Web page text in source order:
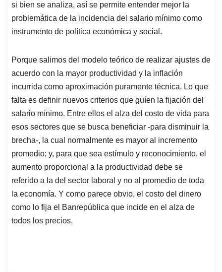
si bien se analiza, así se permite entender mejor la
problemática de la incidencia del salario mínimo como
instrumento de política económica y social.
Porque salimos del modelo teórico de realizar ajustes de
acuerdo con la mayor productividad y la inflación
incurrida como aproximación puramente técnica. Lo que
falta es definir nuevos criterios que guíen la fijación del
salario mínimo. Entre ellos el alza del costo de vida para
esos sectores que se busca beneficiar -para disminuir la
brecha-, la cual normalmente es mayor al incremento
promedio; y, para que sea estímulo y reconocimiento, el
aumento proporcional a la productividad debe se
referido a la del sector laboral y no al promedio de toda
la economía. Y como parece obvio, el costo del dinero
como lo fija el Banrepública que incide en el alza de
todos los precios.